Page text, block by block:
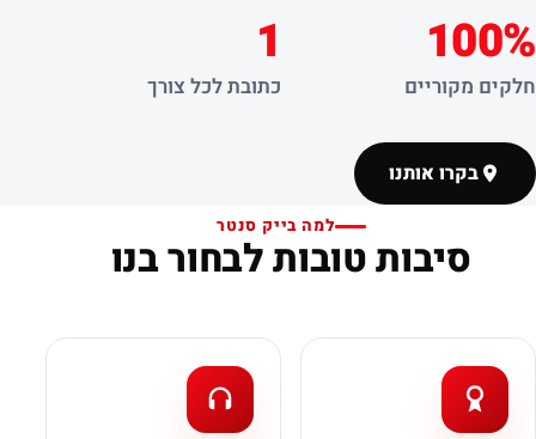
100%
חלקים מקוריים
1
כתובת לכל צורך
בקרו אותנו
למה בייק סנטר
סיבות טובות לבחור בנו